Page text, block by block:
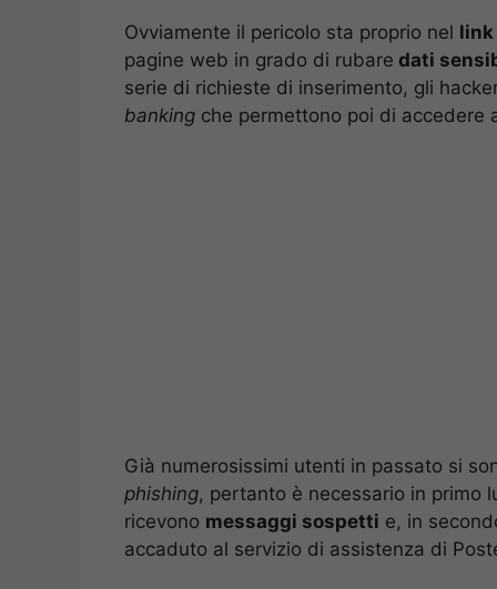
Ovviamente il pericolo sta proprio nel link
pagine web in grado di rubare dati
serie di richieste di inserimento, gli
banking che permettono poi di accedere
Già numerosissimi utenti in passato si
phishing, pertanto è necessario in primo
ricevono messaggi sospetti e, in
accaduto al servizio di assistenza di